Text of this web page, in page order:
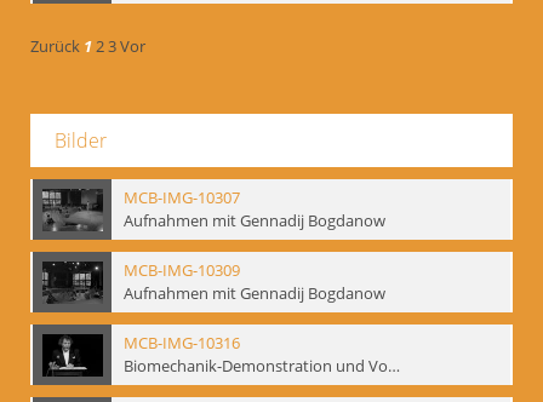
Zurück 123Vor
Bilder
MCB-IMG-10307
Aufnahmen mit Gennadij Bogdanow
MCB-IMG-10309
Aufnahmen mit Gennadij Bogdanow
MCB-IMG-10316
Biomechanik-Demonstration und Vortrag, Berliner Ensemble, 04.10.1991